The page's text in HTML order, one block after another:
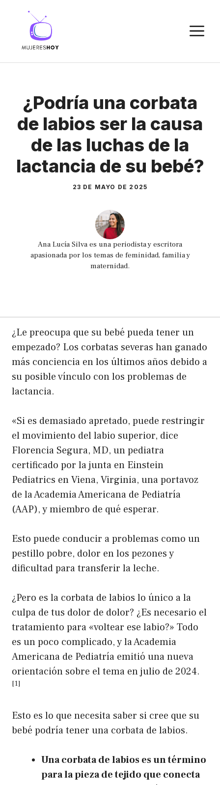
contenido
¿Podría una corbata
de labios ser la causa
de las luchas de la
lactancia de su bebé?
23 DE MAYO DE 2025
Ana Lucía Silva es una periodista y escritora
apasionada por los temas de feminidad, familia y
maternidad.
¿Le preocupa que su bebé pueda tener un
empezado? Los corbatas severas han ganado
más conciencia en los últimos años debido a
su posible vínculo con los problemas de
lactancia.
«Si es demasiado apretado, puede restringir
el movimiento del labio superior, dice
Florencia Segura, MD, un pediatra
certificado por la junta en Einstein
Pediatrics en Viena, Virginia, una portavoz
de la Academia Americana de Pediatría
(AAP), y miembro de qué esperar.
Esto puede conducir a problemas como un
pestillo pobre, dolor en los pezones y
dificultad para transferir la leche.
¿Pero es la corbata de labios lo único a la
culpa de tus dolor de dolor? ¿Es necesario el
tratamiento para «voltear ese labio?» Todo
es un poco complicado, y la Academia
Americana de Pediatría emitió una nueva
orientación sobre el tema en julio de 2024.
[1]
Esto es lo que necesita saber si cree que su
bebé podría tener una corbata de labios.
Una corbata de labios es un término
para la pieza de tejido que conecta